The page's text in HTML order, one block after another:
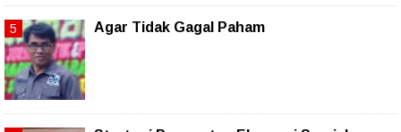
Agar Tidak Gagal Paham